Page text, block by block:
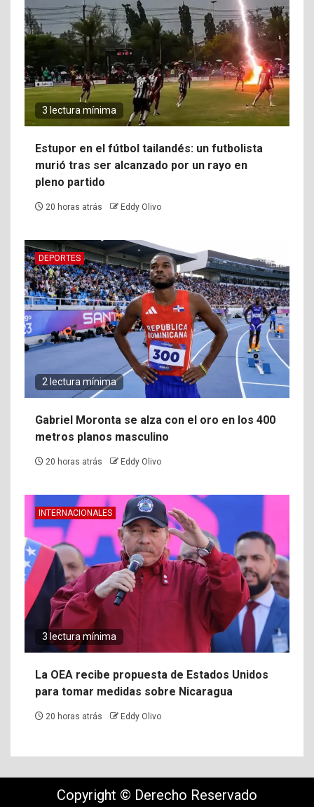
3 lectura mínima
Estupor en el fútbol tailandés: un futbolista
murió tras ser alcanzado por un rayo en
pleno partido
20 horas atrás Eddy Olivo
DEPORTES
2 lectura mínima
Gabriel Moronta se alza con el oro en los 400
metros planos masculino
20 horas atrás Eddy Olivo
INTERNACIONALES
3 lectura mínima
La OEA recibe propuesta de Estados Unidos
para tomar medidas sobre Nicaragua
20 horas atrás Eddy Olivo
Copyright © Derecho Reservado